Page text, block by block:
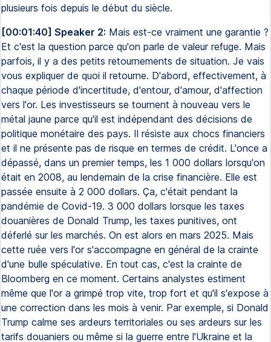
plusieurs fois depuis le début du siècle.
[00:01:40] Speaker 2: Mais est-ce vraiment une garantie ?
Et c'est la question parce qu'on parle de valeur refuge. Mais
parfois, il y a des petits retournements de situation. Je vais
vous expliquer de quoi il retourne. D'abord, effectivement, à
chaque période d'incertitude, d'entour, d'amour, d'affection
vers l'or. Les investisseurs se tournent à nouveau vers le
métal jaune parce qu'il est indépendant des décisions de
politique monétaire des pays. Il résiste aux chocs financiers
et il ne présente pas de risque en termes de crédit. L'once a
dépassé, dans un premier temps, les 1 000 dollars lorsqu'on
était en 2008, au lendemain de la crise financière. Elle est
passée ensuite à 2 000 dollars. Ça, c'était pendant la
pandémie de Covid-19. 3 000 dollars lorsque les taxes
douanières de Donald Trump, les taxes punitives, ont
déferlé sur les marchés. On est alors en mars 2025. Mais
cette ruée vers l'or s'accompagne en général de la crainte
d'une bulle spéculative. En tout cas, c'est la crainte de
Bloomberg en ce moment. Certains analystes estiment
même que l'or a grimpé trop vite, trop fort et qu'il s'expose à
une correction dans les mois à venir. Par exemple, si Donald
Trump calme ses ardeurs territoriales ou ses ardeurs sur les
tarifs douaniers ou même si la guerre entre l'Ukraine et la